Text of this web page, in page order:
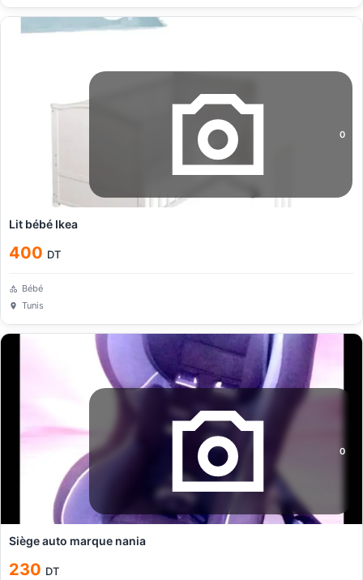
0
Lit bébé Ikea
400 DT
Bébé
Tunis
0
Siège auto marque nania
230 DT